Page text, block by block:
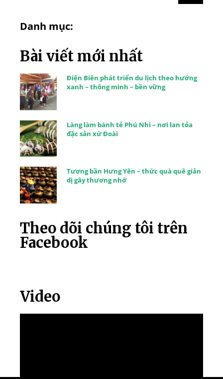
Danh mục:
Bài viết mới nhất
Điện Biên phát triển du lịch theo hướng
xanh – thông minh – bền vững
Làng làm bánh tẻ Phú Nhi – nơi lan tỏa
đặc sản xứ Đoài
Tương bần Hưng Yên – thức quà quê giản
dị gây thương nhớ
Theo dõi chúng tôi trên
Facebook
Video